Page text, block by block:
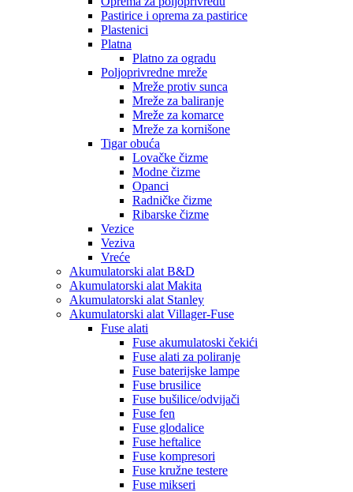
Pastirice i oprema za pastirice
Plastenici
Platna
Platno za ogradu
Poljoprivredne mreže
Mreže protiv sunca
Mreže za baliranje
Mreže za komarce
Mreže za kornišone
Tigar obuća
Lovačke čizme
Modne čizme
Opanci
Radničke čizme
Ribarske čizme
Vezice
Veziva
Vreće
Akumulatorski alat B&D
Akumulatorski alat Makita
Akumulatorski alat Stanley
Akumulatorski alat Villager-Fuse
Fuse alati
Fuse akumulatoski čekići
Fuse alati za poliranje
Fuse baterijske lampe
Fuse brusilice
Fuse bušilice/odvijači
Fuse fen
Fuse glodalice
Fuse heftalice
Fuse kompresori
Fuse kružne testere
Fuse mikseri